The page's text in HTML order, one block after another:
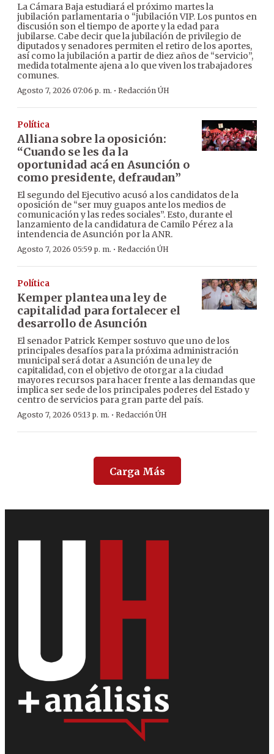
La Cámara Baja estudiará el próximo martes la
jubilación parlamentaria o “jubilación VIP. Los puntos en
discusión son el tiempo de aporte y la edad para
jubilarse. Cabe decir que la jubilación de privilegio de
diputados y senadores permiten el retiro de los aportes,
así como la jubilación a partir de diez años de “servicio”,
medida totalmente ajena a lo que viven los trabajadores
comunes.
Agosto 7, 2026 07:06 p. m. · Redacción ÚH
Política
Alliana sobre la oposición:
“Cuando se les da la
oportunidad acá en Asunción o
como presidente, defraudan”
El segundo del Ejecutivo acusó a los candidatos de la
oposición de “ser muy guapos ante los medios de
comunicación y las redes sociales”. Esto, durante el
lanzamiento de la candidatura de Camilo Pérez a la
intendencia de Asunción por la ANR.
Agosto 7, 2026 05:59 p. m. · Redacción ÚH
Política
Kemper plantea una ley de
capitalidad para fortalecer el
desarrollo de Asunción
El senador Patrick Kemper sostuvo que uno de los
principales desafíos para la próxima administración
municipal será dotar a Asunción de una ley de
capitalidad, con el objetivo de otorgar a la ciudad
mayores recursos para hacer frente a las demandas que
implica ser sede de los principales poderes del Estado y
centro de servicios para gran parte del país.
Agosto 7, 2026 05:13 p. m. · Redacción ÚH
Carga Más